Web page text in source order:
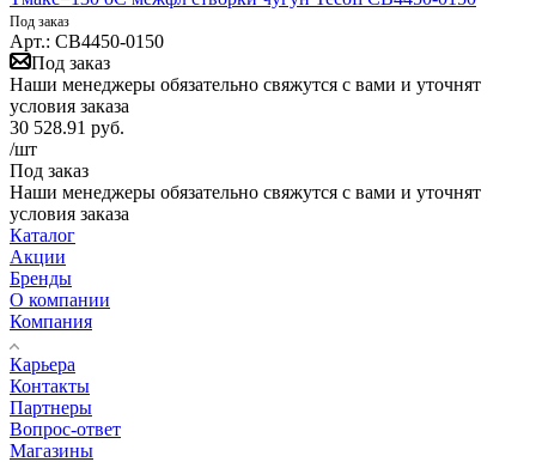
Под заказ
Арт.: CB4450-0150
Под заказ
Наши менеджеры обязательно свяжутся с вами и уточнят
условия заказа
30 528.91 руб.
/шт
Под заказ
Наши менеджеры обязательно свяжутся с вами и уточнят
условия заказа
Каталог
Акции
Бренды
О компании
Компания
Карьера
Контакты
Партнеры
Вопрос-ответ
Магазины